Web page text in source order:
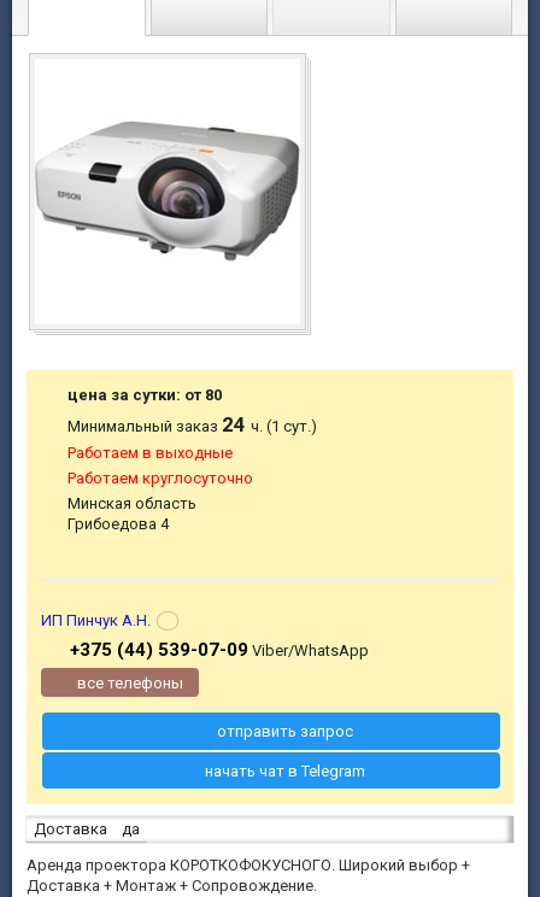
Доставка
да
Аренда проектора КОРОТКОФОКУСНОГО. Широкий выбор +
Доставка + Монтаж + Сопровождение.
цена за сутки: от 80
Минимальный заказ 24ч. (1 сут.)
Работаем в выходные
Работаем круглосуточно
Минская область
Грибоедова 4
ИП Пинчук А.Н.
+375 (44) 539-07-09Viber/WhatsApp
все телефоны
отправить запрос
начать чат в Telegram